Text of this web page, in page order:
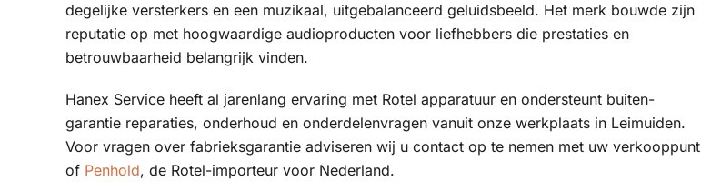
degelijke versterkers en een muzikaal, uitgebalanceerd geluidsbeeld. Het merk bouwde zijn
reputatie op met hoogwaardige audioproducten voor liefhebbers die prestaties en
betrouwbaarheid belangrijk vinden.
Hanex Service heeft al jarenlang ervaring met Rotel apparatuur en ondersteunt buiten-
garantie reparaties, onderhoud en onderdelenvragen vanuit onze werkplaats in Leimuiden.
Voor vragen over fabrieksgarantie adviseren wij u contact op te nemen met uw verkooppunt
of Penhold, de Rotel-importeur voor Nederland.